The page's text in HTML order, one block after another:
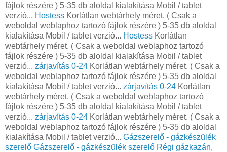
fájlok részére ) 5-35 db aloldal kialakítása Mobil / tablet
verzió... Hostess Korlátlan webtárhely méret. ( Csak a
weboldal weblaphoz tartozó fájlok részére ) 5-35 db aloldal
kialakítása Mobil / tablet verzió... Hostess Korlátlan
webtárhely méret. ( Csak a weboldal weblaphoz tartozó
fájlok részére ) 5-35 db aloldal kialakítása Mobil / tablet
verzió... zárjavítás 0-24 Korlátlan webtárhely méret. ( Csak a
weboldal weblaphoz tartozó fájlok részére ) 5-35 db aloldal
kialakítása Mobil / tablet verzió... zárjavítás 0-24 Korlátlan
webtárhely méret. ( Csak a weboldal weblaphoz tartozó
fájlok részére ) 5-35 db aloldal kialakítása Mobil / tablet
verzió... zárjavítás 0-24 Korlátlan webtárhely méret. ( Csak a
weboldal weblaphoz tartozó fájlok részére ) 5-35 db aloldal
kialakítása Mobil / tablet verzió... Gázszerelő - gázkészülék
szerelő Gázszerelő - gázkészülék szerelő Régi gázkazán,